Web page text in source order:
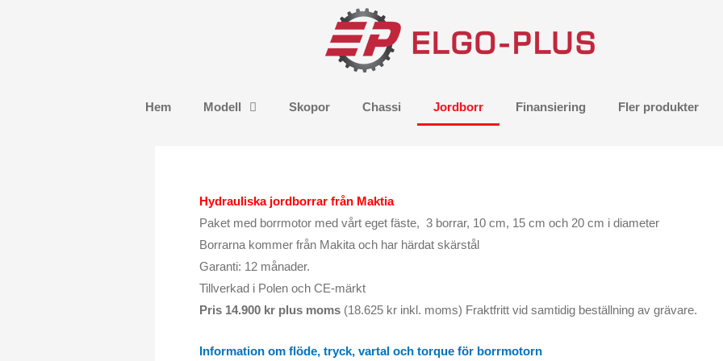
Hem Modell Skopor Chassi Jordborr Finansiering Fler produkter
Hydrauliska jordborrar från Maktia
Paket med borrmotor med vårt eget fäste, 3 borrar, 10 cm, 15 cm och 20 cm i diameter
Borrarna kommer från Makita och har härdat skärstål
Garanti: 12 månader.
Tillverkad i Polen och CE-märkt
Pris 14.900 kr plus moms (18.625 kr inkl. moms) Fraktfritt vid samtidig beställning av grävare.
Information om flöde, tryck, vartal och torque för borrmotorn